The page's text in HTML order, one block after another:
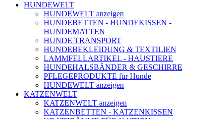
HUNDEWELT
HUNDEWELT anzeigen
HUNDEBETTEN - HUNDEKISSEN -
HUNDEMATTEN
HUNDE TRANSPORT
HUNDEBEKLEIDUNG & TEXTILIEN
LAMMFELLARTIKEL - HAUSTIERE
HUNDEHALSBÄNDER & GESCHIRRE
PFLEGEPRODUKTE für Hunde
HUNDEWELT anzeigen
KATZENWELT
KATZENWELT anzeigen
KATZENBETTEN - KATZENKISSEN